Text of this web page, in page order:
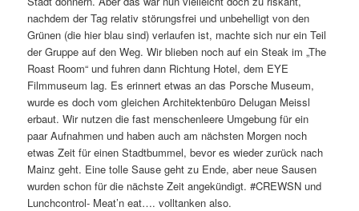
nachdem der Tag relativ störungsfrei und unbehelligt von den
Grünen (die hier blau sind) verlaufen ist, machte sich nur ein Teil
der Gruppe auf den Weg. Wir blieben noch auf ein Steak im „The
Roast Room“ und fuhren dann Richtung Hotel, dem EYE
Filmmuseum lag. Es erinnert etwas an das Porsche Museum,
wurde es doch vom gleichen Architektenbüro Delugan Meissl
erbaut. Wir nutzen die fast menschenleere Umgebung für ein
paar Aufnahmen und haben auch am nächsten Morgen noch
etwas Zeit für einen Stadtbummel, bevor es wieder zurück nach
Mainz geht. Eine tolle Sause geht zu Ende, aber neue Sausen
wurden schon für die nächste Zeit angekündigt. #CREWSN und
Lunchcontrol- Meat’n eat…. volltanken also.